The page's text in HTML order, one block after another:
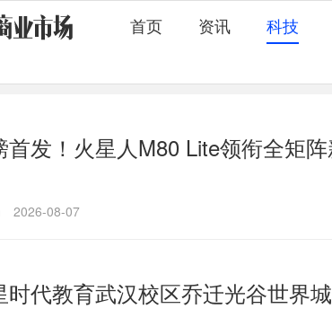
首页 资讯 科技
首发！火星人M80 Lite领衔全矩
2026-08-07
时代教育武汉校区乔迁光谷世界